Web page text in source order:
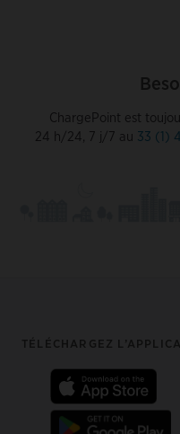
ChargePoint est
24 h/24, 7 j/7 au 33 (1)
Footer
TÉLÉCHARGEZ